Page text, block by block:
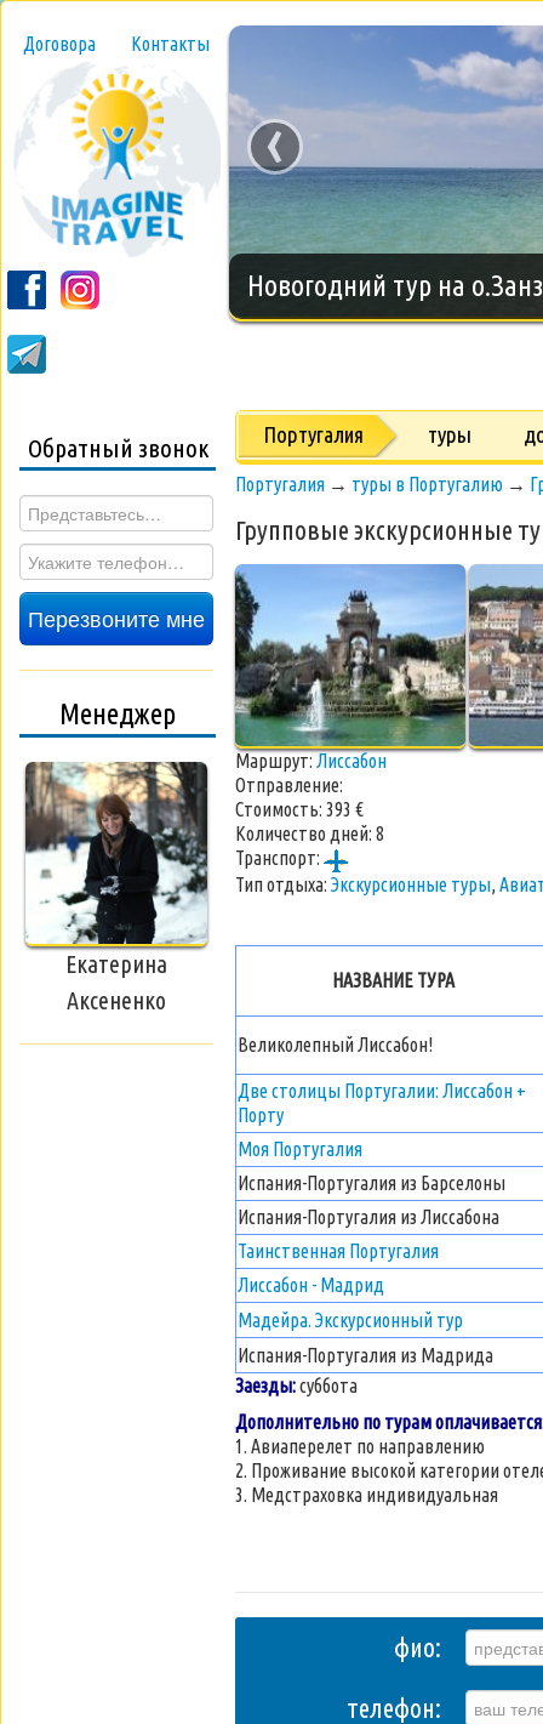
Договора Контакты
Новогодний тур на
‹
Обратный звонок
Перезвоните мне
Менеджер
Екатерина
Аксененко
Португалия туры
Португалия → туры в Португалию →
Групповые экскурсионные
Маршрут: Лиссабон
Отправление:
Стоимость: 393 €
Количество дней: 8
Транспорт:
Тип отдыха: Экскурсионные туры,
НАЗВАНИЕ ТУРА
Великолепный Лиссабон!
Две столицы Португалии: Лиссабон +
Порту
Моя Португалия
Испания-Португалия из Барселоны
Испания-Португалия из Лиссабона
Таинственная Португалия
Лиссабон - Мадрид
Мадейра. Экскурсионный тур
Испания-Португалия из Мадрида
Заезды:суббота
Дополнительно по турам
1. Авиаперелет по направлению
2. Проживание высокой категории
3. Медстраховка индивидуальная
фио:
телефон: